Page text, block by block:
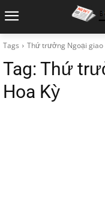
Tags Thứ trưởng Ngoại giao
Tag: Thứ
Hoa Kỳ